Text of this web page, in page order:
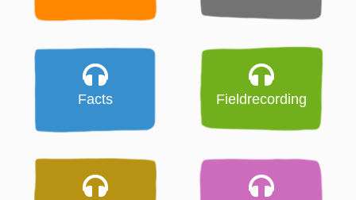
Facts Fieldrecording